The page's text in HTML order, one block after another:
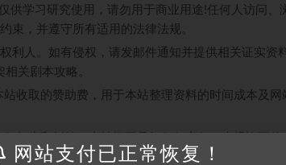
供学习研究使用，请勿用于商业用途!任何人访问、
束，并遵守所有适用的法律法规。
利人。如有侵权，请发邮件通知并提供相关证实资
关剧本攻略。
收取的赞助费，用于本站整理资料的时间成本及网
行为和纠纷，本站概不承担任何责任。未经许可的
网站支付已正常恢复！